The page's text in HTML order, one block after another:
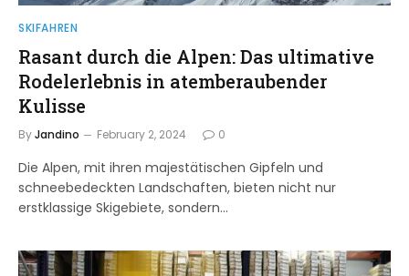
SKIFAHREN
Rasant durch die Alpen: Das ultimative
Rodelerlebnis in atemberaubender
Kulisse
ByJandino February 2, 2024 0
Die Alpen, mit ihren majestätischen Gipfeln und
schneebedeckten Landschaften, bieten nicht nur
erstklassige Skigebiete, sondern…